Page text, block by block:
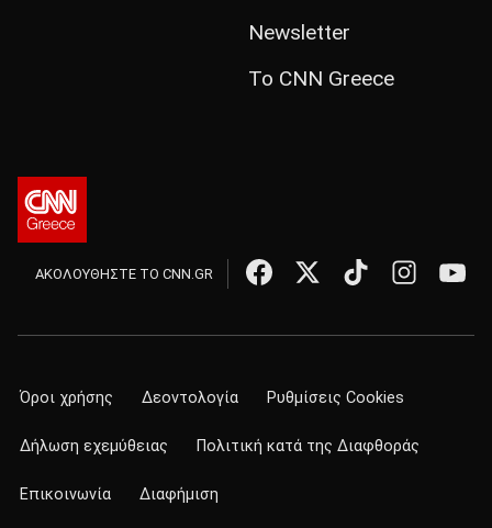
Newsletter
Το CNN Greece
ΑΚΟΛΟΥΘΗΣΤΕ ΤΟ CNN.GR
Όροι χρήσης Δεοντολογία Ρυθμίσεις Cookies
Δήλωση εχεμύθειας Πολιτική κατά της Διαφθοράς
Επικοινωνία Διαφήμιση